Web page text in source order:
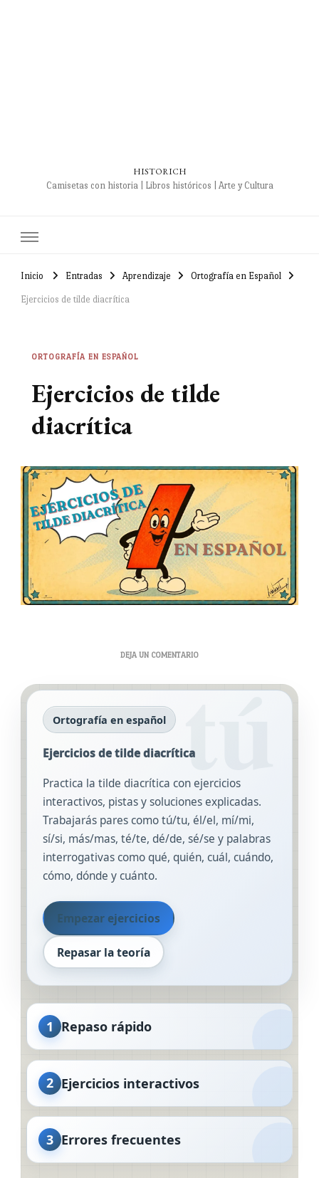
HISTORICH
Camisetas con historia | Libros históricos | Arte y Cultura
Inicio Entradas Aprendizaje Ortografía en Español
Ejercicios de tilde diacrítica
ORTOGRAFÍA EN ESPAÑOL
Ejercicios de tilde
diacrítica
DEJA UN COMENTARIOEN
DE
Ortografía en español
Ejercicios de tilde diacrítica
Practica la tilde diacrítica con ejercicios
interactivos, pistas y soluciones explicadas.
Trabajarás pares como tú/tu, él/el, mí/mi,
sí/si, más/mas, té/te, dé/de, sé/se y palabras
interrogativas como qué, quién, cuál, cuándo,
cómo, dónde y cuánto.
Empezar ejercicios
Repasar la teoría
1 Repaso rápido
2 Ejercicios interactivos
3 Errores frecuentes